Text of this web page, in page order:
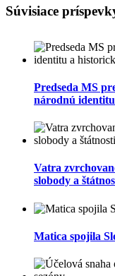
Súvisiace
Predseda MS
národnú
Vatra
slobody a
Matica spojila